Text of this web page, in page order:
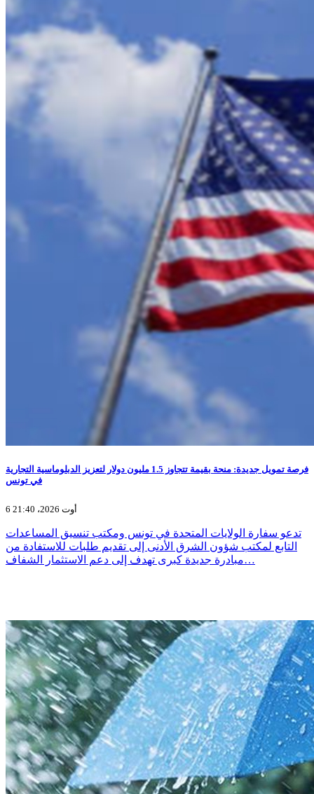
فرصة تمويل جديدة: منحة بقيمة تتجاوز 1.5 مليون دولار لتعزيز الدبلوماسية التجارية
في تونس
6 أوت 2026، 21:40
تدعو سفارة الولايات المتحدة في تونس ومكتب تنسيق المساعدات
التابع لمكتب شؤون الشرق الأدنى إلى تقديم طلبات للاستفادة من
مبادرة جديدة كبرى تهدف إلى دعم الاستثمار الشفاف…